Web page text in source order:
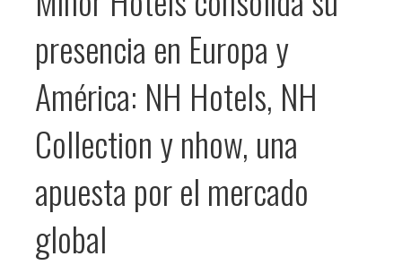
presencia en Europa y
América: NH Hotels, NH
Collection y nhow, una
apuesta por el mercado
global